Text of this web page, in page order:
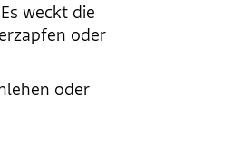
weckt die
oder
oder